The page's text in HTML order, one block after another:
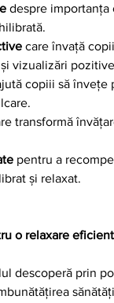
despre importanța
care învață
vizualizări
copiii să învețe
transformă
pentru a
și relaxat.
o relaxare
descoperă prin